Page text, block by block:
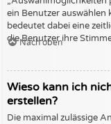
ein Benutzer
bedeutet dabei eine
die Benutzer ihre
Nach oben
Wieso kann ich
erstellen?
Die maximal zulässige